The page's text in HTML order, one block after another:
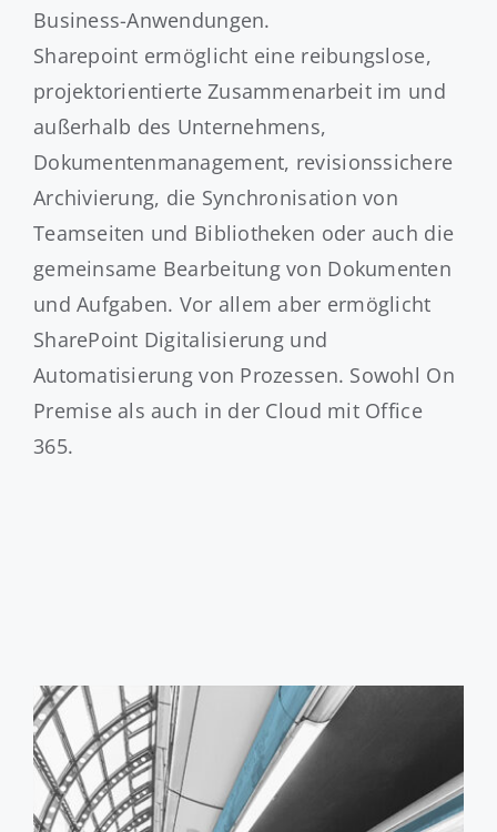
Business-Anwendungen.
Sharepoint ermöglicht eine reibungslose,
projektorientierte Zusammenarbeit im und
außerhalb des Unternehmens,
Dokumentenmanagement, revisionssichere
Archivierung, die Synchronisation von
Teamseiten und Bibliotheken oder auch die
gemeinsame Bearbeitung von Dokumenten
und Aufgaben. Vor allem aber ermöglicht
SharePoint Digitalisierung und
Automatisierung von Prozessen. Sowohl On
Premise als auch in der Cloud mit Office
365.